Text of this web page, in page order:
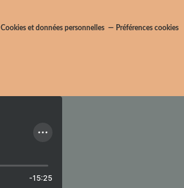
Cookies et données personnelles Préférences cookies
-15:25